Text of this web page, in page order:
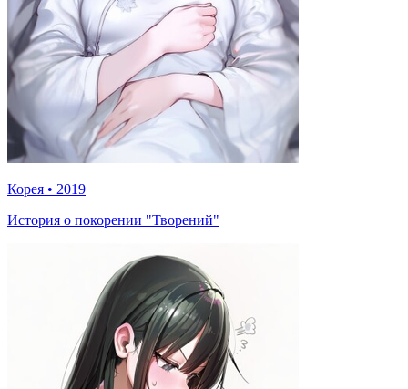
Корея • 2019
История о покорении "Творений"